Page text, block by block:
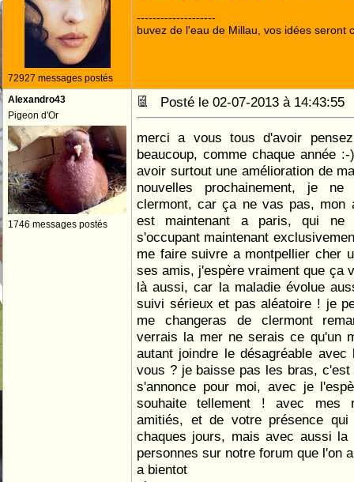
72927 messages postés
--------------------
buvez de l'eau de Millau, vos idées seront
Alexandro43
Pigeon d'Or
1746 messages postés
Posté le 02-07-2013 à
merci a vous tous d'avoir
beaucoup, comme chaque année
avoir surtout une amélioration de
nouvelles prochainement, je
clermont, car ça ne vas pas, mon
est maintenant a paris, qui ne
s'occupant maintenant
me faire suivre a montpellier cher
ses amis, j'espère vraiment que ça
là aussi, car la maladie évolue
suivi sérieux et pas aléatoire ! je
me changeras de clermont
verrais la mer ne serais ce qu'un
autant joindre le désagréable avec
vous ? je baisse pas les bras, c'est
s'annonce pour moi, avec je
souhaite tellement ! avec mes
amitiés, et de votre présence
chaques jours, mais avec aussi la
personnes sur notre forum que l'on
a bientot